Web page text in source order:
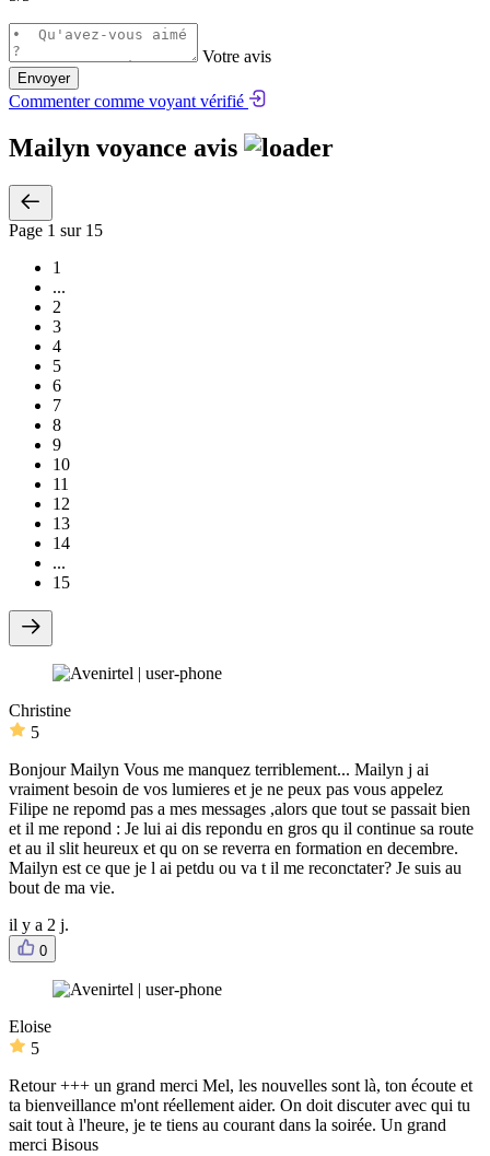
Votre avis
Envoyer
Commenter comme voyant vérifié
Mailyn voyance avis
Page 1 sur 15
1
...
2
3
4
5
6
7
8
9
10
11
12
13
14
...
15
Christine
5
Bonjour Mailyn Vous me manquez terriblement... Mailyn j ai
vraiment besoin de vos lumieres et je ne peux pas vous appelez
Filipe ne repomd pas a mes messages ,alors que tout se passait bien
et il me repond : Je lui ai dis repondu en gros qu il continue sa route
et au il slit heureux et qu on se reverra en formation en decembre.
Mailyn est ce que je l ai petdu ou va t il me reconctater? Je suis au
bout de ma vie.
il y a 2 j.
0
Eloise
5
Retour +++ un grand merci Mel, les nouvelles sont là, ton écoute et
ta bienveillance m'ont réellement aider. On doit discuter avec qui tu
sait tout à l'heure, je te tiens au courant dans la soirée. Un grand
merci Bisous